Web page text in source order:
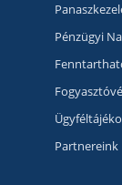
Pénzügyi
Partnereink